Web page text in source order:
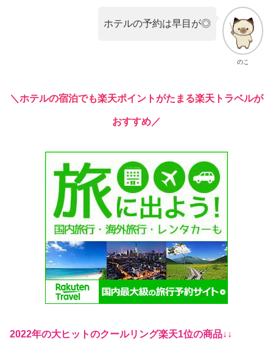
のこ
ホテルの予約は早目が◎
＼ホテルの宿泊でも楽天ポイントがたまる楽天トラベルが
おすすめ／
2022年の大ヒットのクールリング楽天1位の商品↓↓